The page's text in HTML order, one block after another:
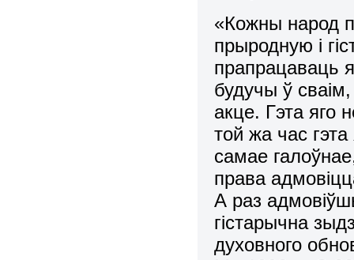
«Кожны народ
прыродную і
прапрацаваць
будучы ў
акце. Гэта яго
той жа час
самае
права
А раз
гістарычна
духовного